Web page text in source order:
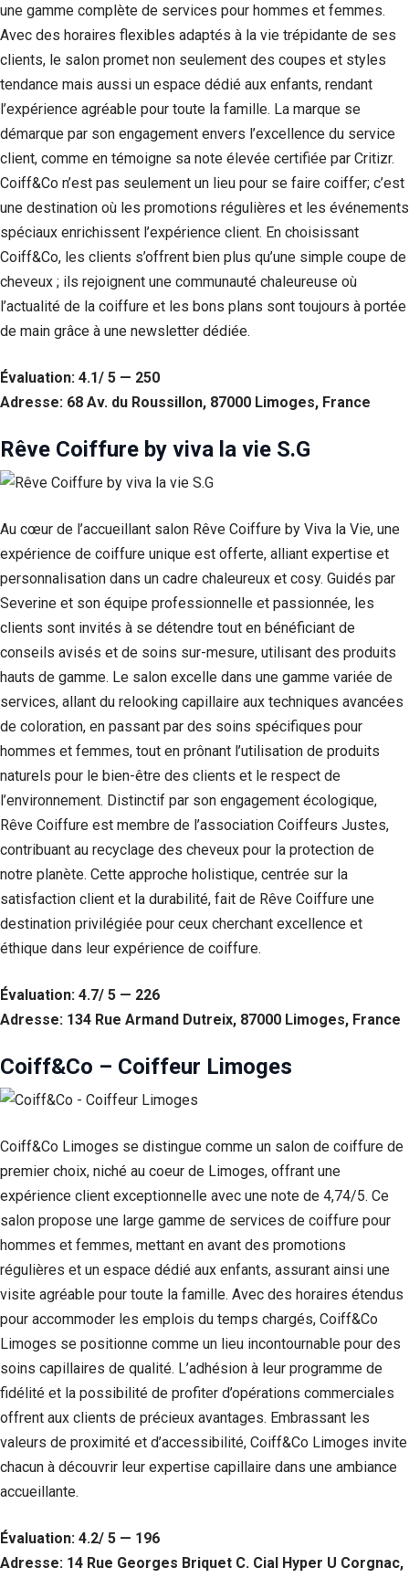
une gamme complète de services pour hommes et femmes.
Avec des horaires flexibles adaptés à la vie trépidante de ses
clients, le salon promet non seulement des coupes et styles
tendance mais aussi un espace dédié aux enfants, rendant
l’expérience agréable pour toute la famille. La marque se
démarque par son engagement envers l’excellence du service
client, comme en témoigne sa note élevée certifiée par Critizr.
Coiff&Co n’est pas seulement un lieu pour se faire coiffer; c’est
une destination où les promotions régulières et les événements
spéciaux enrichissent l’expérience client. En choisissant
Coiff&Co, les clients s’offrent bien plus qu’une simple coupe de
cheveux ; ils rejoignent une communauté chaleureuse où
l’actualité de la coiffure et les bons plans sont toujours à portée
de main grâce à une newsletter dédiée.
Évaluation: 4.1/ 5 — 250
Adresse: 68 Av. du Roussillon, 87000 Limoges, France
Rêve Coiffure by viva la vie S.G
Au cœur de l’accueillant salon Rêve Coiffure by Viva la Vie, une
expérience de coiffure unique est offerte, alliant expertise et
personnalisation dans un cadre chaleureux et cosy. Guidés par
Severine et son équipe professionnelle et passionnée, les
clients sont invités à se détendre tout en bénéficiant de
conseils avisés et de soins sur-mesure, utilisant des produits
hauts de gamme. Le salon excelle dans une gamme variée de
services, allant du relooking capillaire aux techniques avancées
de coloration, en passant par des soins spécifiques pour
hommes et femmes, tout en prônant l’utilisation de produits
naturels pour le bien-être des clients et le respect de
l’environnement. Distinctif par son engagement écologique,
Rêve Coiffure est membre de l’association Coiffeurs Justes,
contribuant au recyclage des cheveux pour la protection de
notre planète. Cette approche holistique, centrée sur la
satisfaction client et la durabilité, fait de Rêve Coiffure une
destination privilégiée pour ceux cherchant excellence et
éthique dans leur expérience de coiffure.
Évaluation: 4.7/ 5 — 226
Adresse: 134 Rue Armand Dutreix, 87000 Limoges, France
Coiff&Co – Coiffeur Limoges
Coiff&Co Limoges se distingue comme un salon de coiffure de
premier choix, niché au coeur de Limoges, offrant une
expérience client exceptionnelle avec une note de 4,74/5. Ce
salon propose une large gamme de services de coiffure pour
hommes et femmes, mettant en avant des promotions
régulières et un espace dédié aux enfants, assurant ainsi une
visite agréable pour toute la famille. Avec des horaires étendus
pour accommoder les emplois du temps chargés, Coiff&Co
Limoges se positionne comme un lieu incontournable pour des
soins capillaires de qualité. L’adhésion à leur programme de
fidélité et la possibilité de profiter d’opérations commerciales
offrent aux clients de précieux avantages. Embrassant les
valeurs de proximité et d’accessibilité, Coiff&Co Limoges invite
chacun à découvrir leur expertise capillaire dans une ambiance
accueillante.
Évaluation: 4.2/ 5 — 196
Adresse: 14 Rue Georges Briquet C. Cial Hyper U Corgnac,
Nécessaire
Ces cookies ne
sont pas
facultatifs. Ils
sont
nécessaires au
du site Web.
Statistiques
Afin que
nous
puissions
fonctionnalité
du site Web,
en fonction
de la façon
dont le site
Web est
utilisé.
Experience
Afin que notre
site Web
aussi bien que
possible lors
Si vous
refusez ces
cookies,
certaines
fonctionnalités
disparaîtront
du site Web.
Marketing
En partageant
comportement
visitez notre
augmentez les
chances de
voir du
contenu et des
offres
personnalisés.